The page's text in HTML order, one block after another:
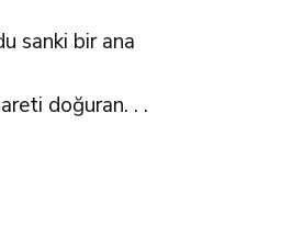
sanki bir ana
doğuran. . .